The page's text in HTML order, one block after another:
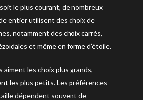
le plus courant, de nombreux
entier utilisent des choix de
notamment des choix carrés,
et même en forme d’étoile.
aiment les choix plus grands,
les plus petits. Les préférences
dépendent souvent de